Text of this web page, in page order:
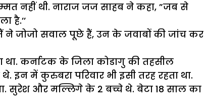
नहीं थी. नाराज जज साहब ने कहा, ”जब से
है.’’
ने जोजो सवाल पूछे हैं, उन के जवाबों की जांच कर
कर्नाटक के जिला कोडागु की तहसील
में कुरुबरा परिवार भी इसी तरह रहता था.
सुरेश और मल्लिगे के 2 बच्चे थे. बेटा 18 साल का